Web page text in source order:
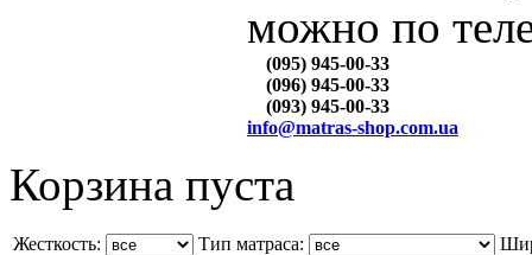
можно по
(095) 945-00-33
(096) 945-00-33
(093) 945-00-33
info@matras-shop.com.ua
Корзина пуста
Жесткость: Тип матраса: